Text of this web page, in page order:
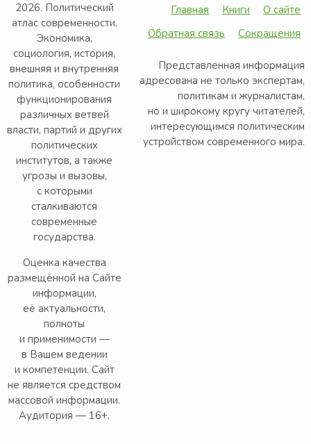
2026. Политический
атлас современности.
Экономика,
социология, история,
внешняя и внутренняя
политика, особенности
функционирования
различных ветвей
власти, партий и других
политических
институтов, а также
угрозы и вызовы,
с которыми
сталкиваются
современные
государства.
Оценка качества
размещённой на Сайте
информации,
её актуальности,
полноты
и применимости —
в Вашем ведении
и компетенции. Сайт
не является средством
массовой информации.
Аудитория — 16+.
Главная Книги
О сайте
Обратная связь
Сокращения
Представленная информация
адресована не только экспертам,
политикам и журналистам,
но и широкому кругу читателей,
интересующимся политическим
устройством современного мира.